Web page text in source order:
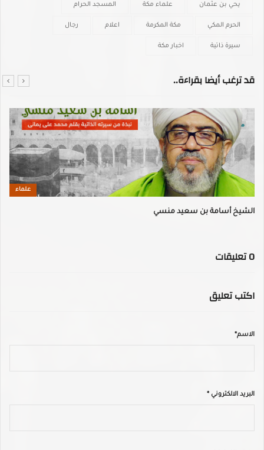
يحي بن عثمان علماء مكة المسجد الحرام
الحرم المكي مكة المكرمة اعلام رجال
سيرة ذاتية اخبار مكة
قد ترغب أيضا بقراءة..
علماء
الشيخ أسامة بن سعيد منسي
0تعليقات
اكتب تعليق
الاسم*
البريد الالكتروني *